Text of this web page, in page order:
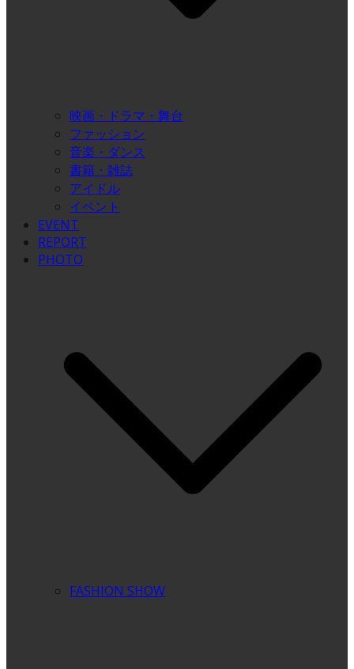
映画・ドラマ・舞台
ファッション
音楽・ダンス
書籍・雑誌
アイドル
イベント
EVENT
REPORT
PHOTO
FASHION SHOW